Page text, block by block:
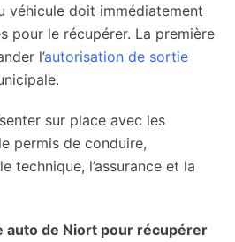
véhicule doit immédiatement
pour le récupérer. La première
l’autorisation de sortie
sur place avec les
permis de conduire,
technique, l’assurance et la
auto de Niort pour récupérer